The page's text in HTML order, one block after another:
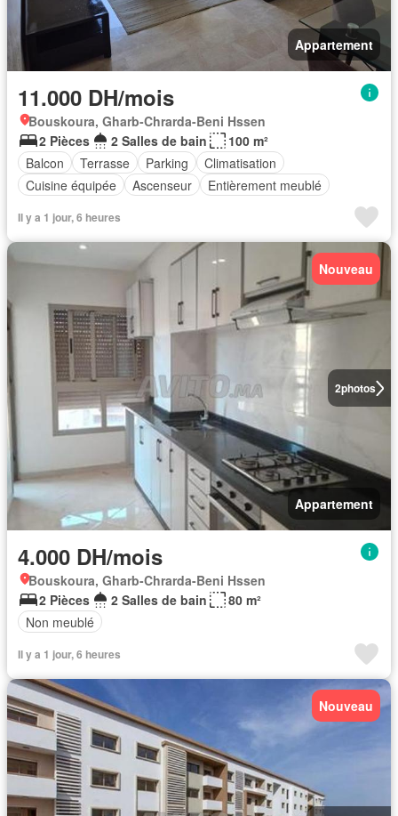
Appartement
11.000 DH/mois
Bouskoura, Gharb-Chrarda-Beni Hssen
2 Pièces
2 Salles de bain
100 m²
Balcon
Terrasse Parking
Climatisation
Cuisine équipée
Ascenseur Entièrement meublé
Il y a 1 jour, 6 heures
2photos
Nouveau
Appartement
4.000 DH/mois
Bouskoura, Gharb-Chrarda-Beni Hssen
2 Pièces
2 Salles de bain
80 m²
Non meublé
Il y a 1 jour, 6 heures
Nouveau